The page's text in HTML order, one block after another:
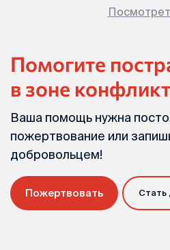
Помогите
в зоне
Ваша помощь нужна
пожертвование или
добровольцем!
Пожертвовать Стать